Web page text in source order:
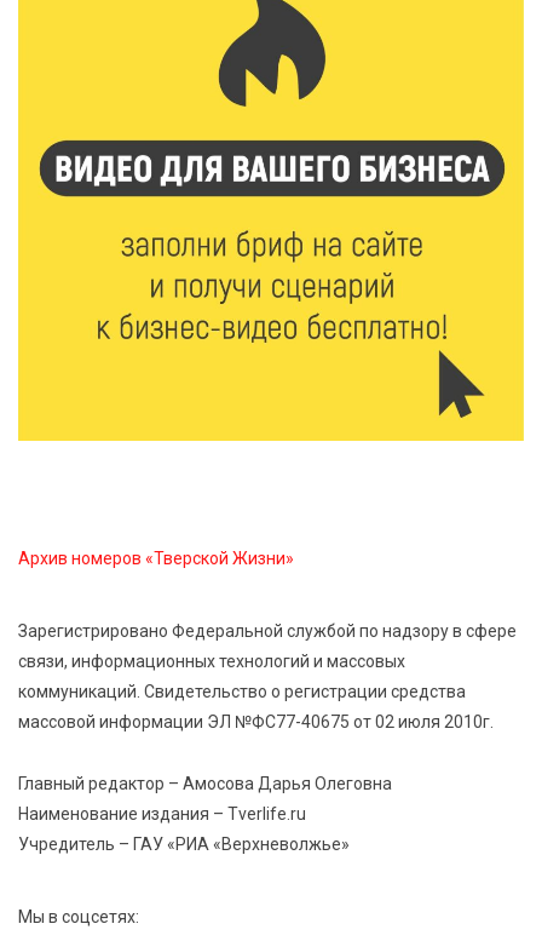
1256
Более 40 миллионов на металлургию получил бизнес
8 Авг 2026 11:37 421
От теории до практики: в детских лагерях Тверской
области проходят «Дни безопасности»
Арбуз без риска: на что обратить внимание при
покупке — советы Роскачества
«Эстафету чемпионов» провели на площади
8 Авг 2026 07:58 500
В Нелидово открылся бассейн
Архив номеров «Тверской Жизни»
Зарегистрировано Федеральной службой по надзору в сфере
связи, информационных технологий и массовых
коммуникаций. Свидетельство о регистрации средства
массовой информации ЭЛ №ФС77-40675 от 02 июля 2010г.
Главный редактор – Амосова Дарья Олеговна
Наименование издания – Tverlife.ru
Учредитель – ГАУ «РИА «Верхневолжье»
Мы в соцсетях: